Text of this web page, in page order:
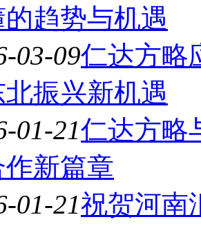
趋势与机遇
03-09仁达方略
振兴新机遇
01-21仁达方略
新篇章
01-21祝贺河南